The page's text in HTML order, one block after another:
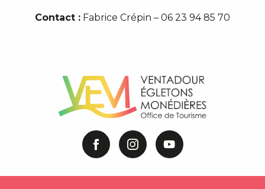
Contact : Fabrice Crépin – 06 23 94 85 70